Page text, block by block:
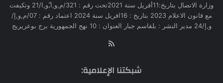
وزارة الاتصال بتاريخ:11أفريل سنة 2021تحت رقم : 321/م,و,ا,ّو,ا/21 وتكيفت
مع قانون الاعلام 2023 بتاريخ : 16افريل سنة 2024 اعتماد رقم : 07/م,و,إ/
و,إ/24 مدير النشر : بلقاسم جبار العنوان : 10 نهج الجمهورية برج بوعريريج
شبكتنا الإعلامية: